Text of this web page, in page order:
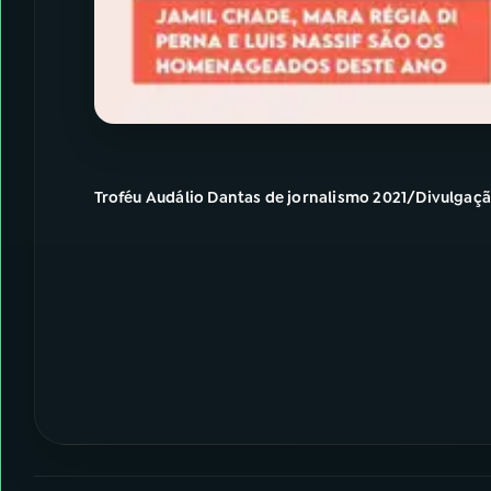
Troféu Audálio Dantas de jornalismo 2021/